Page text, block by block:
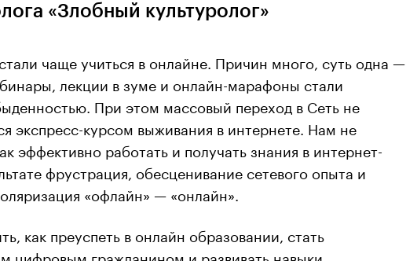
«Злобный культуролог»
чаще учиться в онлайне. Причин много, суть одна —
лекции в зуме и онлайн-марафоны стали
При этом массовый переход в Cеть не
экспресс-курсом выживания в интернете. Нам не
эффективно работать и получать знания в интернет-
фрустрация, обесценивание сетевого опыта и
«офлайн» — «онлайн».
как преуспеть в онлайн образовании, стать
цифровым гражданином и развивать навыки,